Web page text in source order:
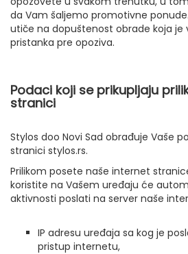
da Vam šaljemo promotivne
utiče na dopuštenost obrade koja je
pristanka pre opoziva.
Podaci koji se prikupljaju
stranici
Stylos doo Novi Sad obrađuje Vaše
stranici stylos.rs.
Prilikom posete naše internet
koristite na Vašem uređaju će
aktivnosti poslati na server naše
IP adresu uređaja sa kog je
pristup internetu,